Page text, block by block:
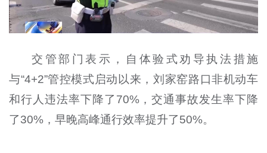
交管部门表示，自体验式劝导执法措施
与“4+2”管控模式启动以来，刘家窑路口非机动车
和行人违法率下降了70%，交通事故发生率下降
了30%，早晚高峰通行效率提升了50%。